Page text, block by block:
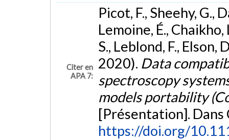
Citer en
APA 7:
Picot, F., Sheehy, G.,
Lemoine, É.,
S., Leblond, F., Elson,
2020). Data
spectroscopy
models portability
[Présentation].
https://doi.org/